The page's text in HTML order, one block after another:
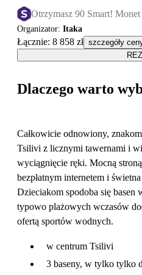
Otrzymasz 90 Smart! Monet
Organizator: Itaka
Łącznie: 8 858 zł szczegóły
Dlaczego warto
Całkowicie odnowiony,
Tsilivi z licznymi tawernami i
wyciągnięcie ręki. Mocną
bezpłatnym internetem i
Dzieciakom spodoba się basen
typowo plażowych wczasów
ofertą sportów wodnych.
w centrum Tsilivi
3 baseny, w tylko tylko